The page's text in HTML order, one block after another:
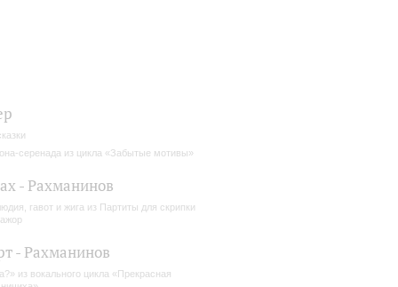
серенада из цикла «Забытые мотивы»
- Рахманинов
гавот и жига из Партиты для скрипки
- Рахманинов
из вокального цикла «Прекрасная